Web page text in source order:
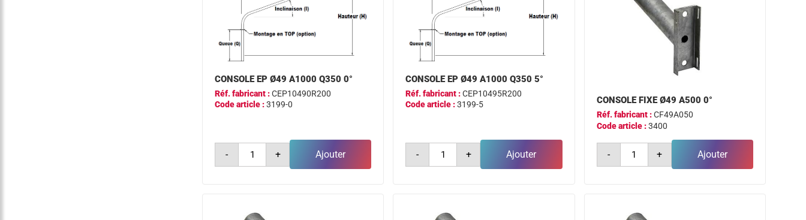
CONSOLE EP Ø49 A1000 Q350 0°
Réf. fabricant :CEP10490R200
Code article :3199-0
-
quantité
console
0°
+ Ajouter
CONSOLE EP Ø49 A1000 Q350 5°
Réf. fabricant :CEP10495R200
Code article :3199-5
-
quantité
console
5°
+ Ajouter
CONSOLE FIXE Ø49 A500 0°
Réf. fabricant :CF49A050
Code article :3400
-
quantité
console
+ Ajouter